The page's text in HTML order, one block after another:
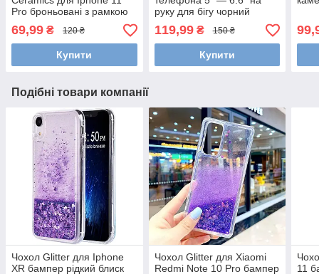
Pro броньовані з рамкою
Black
69,99 ₴ 120 ₴
Купити
руку для бігу чорний
119,99₴ 150 ₴
Купити
Подібні товари компанії
Чохол Glitter для Iphone
XR бампер рідкий блиск
Чохол Glitter для Xiaomi
Redmi Note 10 Pro бампер
11